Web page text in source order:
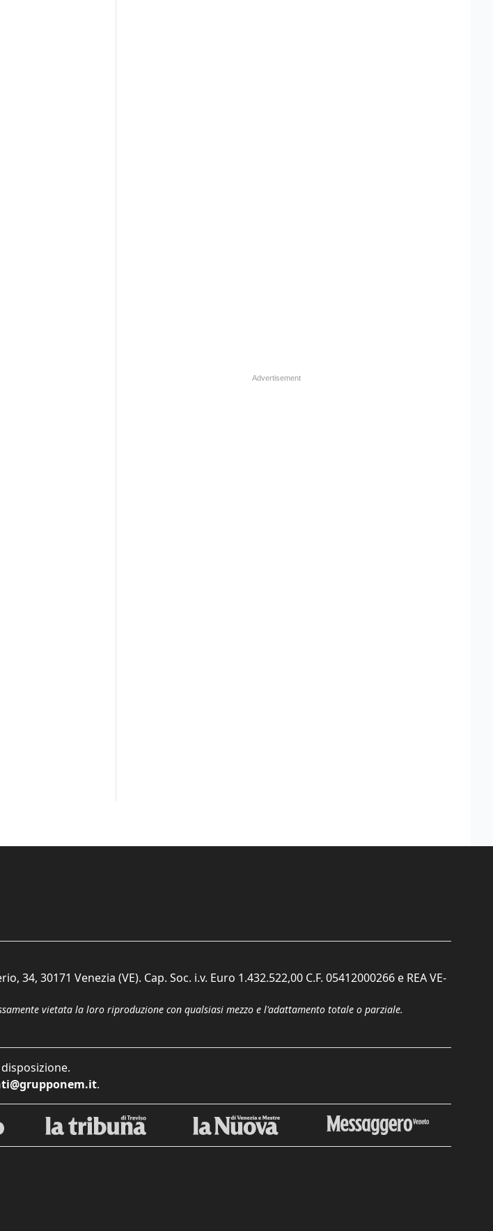
34, 30171 Venezia (VE). Cap. Soc. i.v. Euro 1.432.522,00 C.F. 05412000266 e REA VE-
vietata la loro riproduzione con qualsiasi mezzo e l'adattamento totale o parziale.
.